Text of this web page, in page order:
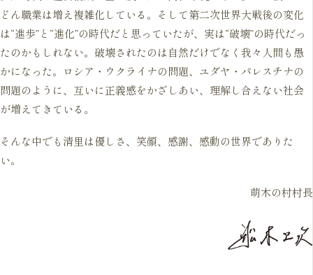
どん職業は増え複雑化している。そして第二次世界大戦後の変化
は“進歩”と“進化”の時代だと思っていたが、実は“破壊”の時代だっ
たのかもしれない。破壊されたのは自然だけでなく我々人間も愚
かになった。ロシア・ウクライナの問題、ユダヤ・パレスチナの
問題のように、互いに正義感をかざしあい、理解し合えない社会
が増えてきている。
そんな中でも清里は優しさ、笑顔、感謝、感動の世界でありた
い。
萌木の村村長